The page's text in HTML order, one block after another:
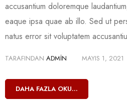
accusantium doloremque
eaque ipsa quae ab illo. Sed ut
natus error sit voluptatem
TARAFINDAN ADMIN MAYIS 1, 2021
DAHA FAZLA OKU...